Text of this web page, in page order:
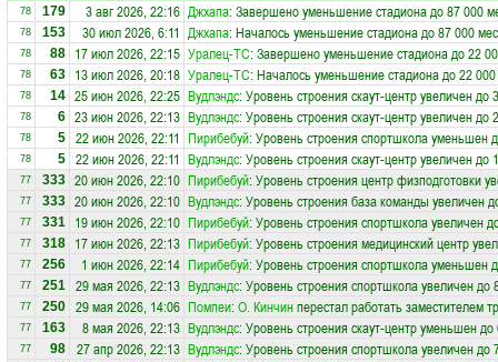
78 179 3 авг 2026, 22:16 Джхапа: Завершено уменьшение стадиона до 87 000
78 153 30 июл 2026, 6:11 Джхапа: Началось уменьшение стадиона до 87 000
78 88 17 июл 2026, 22:15 Уралец-ТС: Завершено уменьшение стадиона до 22
78 63 13 июл 2026, 20:18 Уралец-ТС: Началось уменьшение стадиона до 22
78 14 25 июн 2026, 22:25 Вудлэндс: Уровень строения скаут-центр увеличен до
78 6 23 июн 2026, 22:13 Вудлэндс: Уровень строения скаут-центр увеличен до
78 5 22 июн 2026, 22:11 Пирибебуй: Уровень строения спортшкола уменьшен
78 5 22 июн 2026, 22:11 Вудлэндс: Уровень строения скаут-центр увеличен до
77 333 20 июн 2026, 22:10 Пирибебуй: Уровень строения центр физподготовки
77 333 20 июн 2026, 22:10 Вудлэндс: Уровень строения база команды увеличен
77 331 19 июн 2026, 22:10 Пирибебуй: Уровень строения спортшкола увеличен
77 318 17 июн 2026, 22:13 Пирибебуй: Уровень строения медицинский центр
77 256 1 июн 2026, 22:14 Пирибебуй: Уровень строения спортшкола уменьшен
77 251 29 мая 2026, 22:13 Вудлэндс: Уровень строения спортшкола увеличен до
77 250 29 мая 2026, 14:06 Помпеи: О. Кинчинперестал работать заместителем
77 163 8 мая 2026, 22:13 Вудлэндс: Уровень строения скаут-центр уменьшен до
77 98 27 апр 2026, 22:13 Вудлэндс: Уровень строения спортшкола увеличен до